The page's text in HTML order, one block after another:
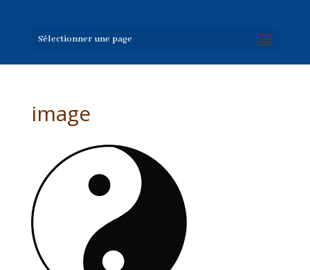
Sélectionner une page
image